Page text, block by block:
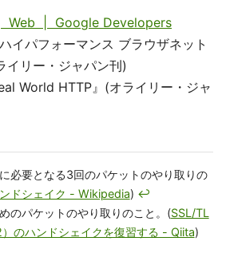
Web | Google Developers
イパフォーマンス ブラウザネット
イリー・ジャパン刊)
World HTTP』(オライリー・ジャ
必要となる3回のパケットのやり取りの
ドシェイク - Wikipedia) ↩
のパケットのやり取りのこと。(SSL/TL
のハンドシェイクを復習する - Qiita)